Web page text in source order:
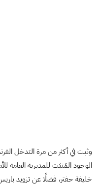
وثبت في أكثر من مرة التدخل
الوجود المُثبَت للمديرية العامة
خليفة حفتر، فضلًا عن تزويد